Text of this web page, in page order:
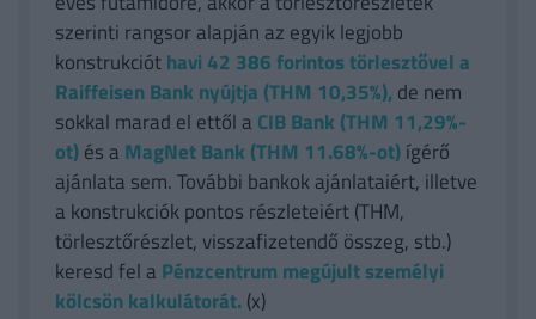
szerinti rangsor alapján az egyik legjobb
konstrukcióthavi 42 386forintos törlesztővel a
Raiffeisen Bank nyújtja (THM 10,35%),de nem
sokkal marad el ettől a CIB Bank (THM 11,29%-
ot)és a MagNet Bank (THM 11.68%-ot)ígérő
ajánlata sem. További bankok ajánlataiért, illetve
a konstrukciók pontos részleteiért (THM,
törlesztőrészlet, visszafizetendő összeg, stb.)
keresd fel a Pénzcentrum megújult személyi
kölcsön kalkulátorát.(x)